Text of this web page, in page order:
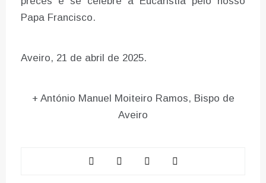
Papa Francisco.
Aveiro, 21 de abril de 2025.
+ António Manuel Moiteiro Ramos, Bispo de
Aveiro